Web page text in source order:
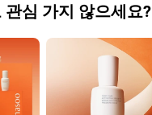
관심 가지 않으세요?